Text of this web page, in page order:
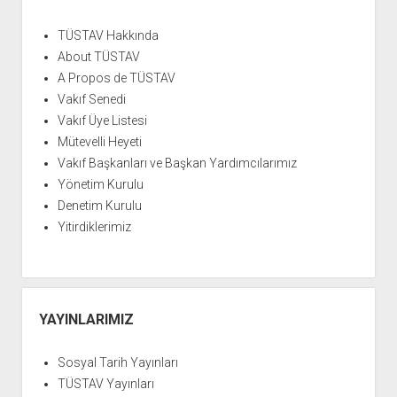
ATTF KİTAPLIĞI
TÜSTAV Hakkında
About TÜSTAV
A Propos de TÜSTAV
Vakıf Senedi
Vakıf Üye Listesi
Mütevelli Heyeti
Vakıf Başkanları ve Başkan Yardımcılarımız
Yönetim Kurulu
Denetim Kurulu
Yitirdiklerimiz
YAYINLARIMIZ
Sosyal Tarih Yayınları
TÜSTAV Yayınları